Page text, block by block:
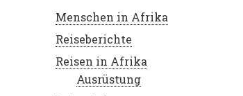
Menschen in Afrika
Reiseberichte
Reisen in Afrika
Ausrüstung